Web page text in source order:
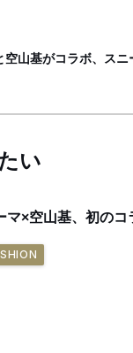
山基がコラボ、ス
い
マ×空山基、初の